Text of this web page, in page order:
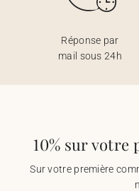
Réponse par
mail sous 24h
10% sur votre
Sur votre première